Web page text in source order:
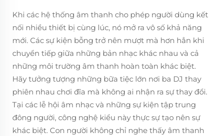
Khi các hệ thống âm thanh cho phép người dùng kết
nối nhiều thiết bị cùng lúc, nó mở ra vô số khả năng
mới. Các sự kiện bỗng trở nên mượt mà hơn hẳn khi
chuyển tiếp giữa những bản nhạc khác nhau và cả
những môi trường âm thanh hoàn toàn khác biệt.
Hãy tưởng tượng những bữa tiệc lớn nơi ba DJ thay
phiên nhau chơi đĩa mà không ai nhận ra sự thay đổi.
Tại các lễ hội âm nhạc và những sự kiện tập trung
đông người, công nghệ kiểu này thực sự tạo nên sự
khác biệt. Con người không chỉ nghe thấy âm thanh